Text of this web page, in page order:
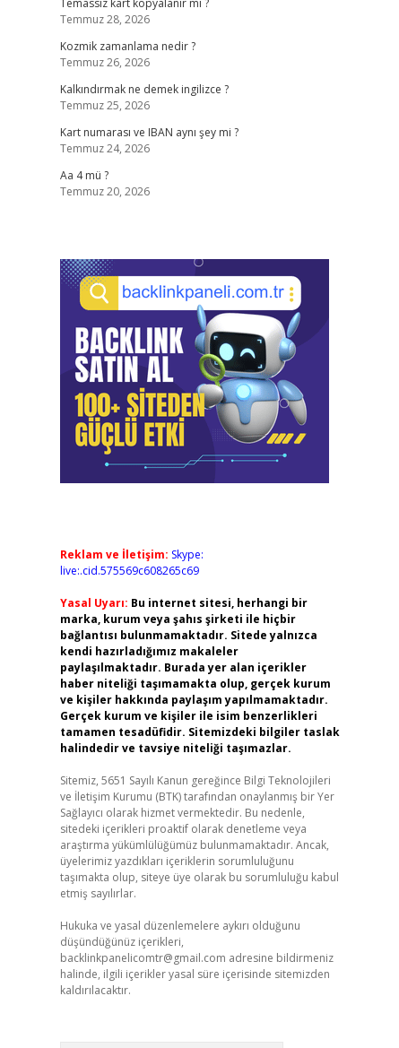
Temassız kart kopyalanır mı ?
Temmuz 28, 2026
Kozmik zamanlama nedir ?
Temmuz 26, 2026
Kalkındırmak ne demek ingilizce ?
Temmuz 25, 2026
Kart numarası ve IBAN aynı şey mi ?
Temmuz 24, 2026
Aa 4 mü ?
Temmuz 20, 2026
Reklam ve İletişim: Skype:
live:.cid.575569c608265c69
Yasal Uyarı: Bu internet sitesi, herhangi bir
marka, kurum veya şahıs şirketi ile hiçbir
bağlantısı bulunmamaktadır. Sitede yalnızca
kendi hazırladığımız makaleler
paylaşılmaktadır. Burada yer alan içerikler
haber niteliği taşımamakta olup, gerçek kurum
ve kişiler hakkında paylaşım yapılmamaktadır.
Gerçek kurum ve kişiler ile isim benzerlikleri
tamamen tesadüfidir. Sitemizdeki bilgiler taslak
halindedir ve tavsiye niteliği taşımazlar.
Sitemiz, 5651 Sayılı Kanun gereğince Bilgi Teknolojileri
ve İletişim Kurumu (BTK) tarafından onaylanmış bir Yer
Sağlayıcı olarak hizmet vermektedir. Bu nedenle,
sitedeki içerikleri proaktif olarak denetleme veya
araştırma yükümlülüğümüz bulunmamaktadır. Ancak,
üyelerimiz yazdıkları içeriklerin sorumluluğunu
taşımakta olup, siteye üye olarak bu sorumluluğu kabul
etmiş sayılırlar.
Hukuka ve yasal düzenlemelere aykırı olduğunu
düşündüğünüz içerikleri,
backlinkpanelicomtr@gmail.com adresine bildirmeniz
halinde, ilgili içerikler yasal süre içerisinde sitemizden
kaldırılacaktır.